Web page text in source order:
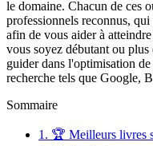
le domaine. Chacun de ces
professionnels reconnus,
afin de vous aider à
vous soyez débutant ou
guider dans l'optimisation
recherche tels que Google,
Sommaire
1. 🏆 Meilleurs livres